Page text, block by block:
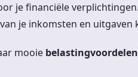
je financiële
je inkomsten en
mooie belastingvoordelen